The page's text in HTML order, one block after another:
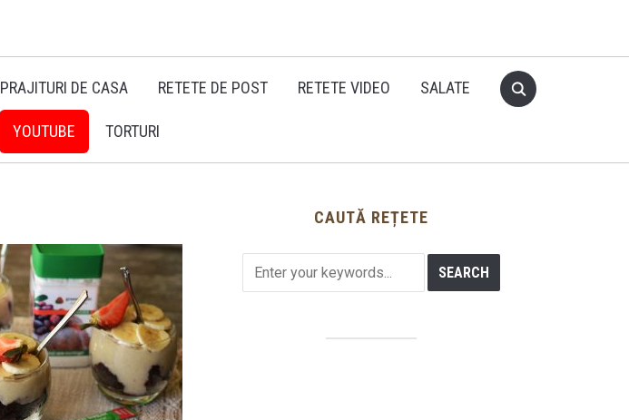
PRAJITURI DE CASA RETETE DE POST RETETE VIDEO SALATE
YOUTUBE TORTURI
CAUTĂ REȚETE